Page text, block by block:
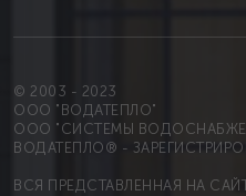
© 2003 - 2023
OOO "ВОДАТЕПЛО"
ООО "СИСТЕМЫ
ВОДАТЕПЛО® -
ВСЯ ПРЕДСТАВЛЕННАЯ НА